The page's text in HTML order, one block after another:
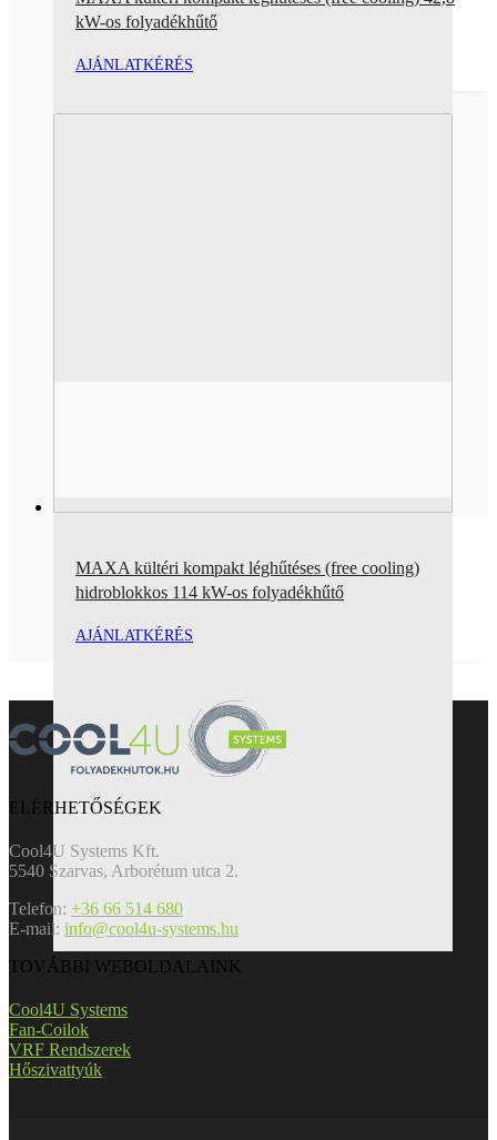
kW-os folyadékhűtő
AJÁNLATKÉRÉS
MAXA kültéri kompakt léghűtéses (free cooling)
hidroblokkos 114 kW-os folyadékhűtő
AJÁNLATKÉRÉS
ELÉRHETŐSÉGEK
Cool4U Systems Kft.
5540 Szarvas, Arborétum utca 2.
Telefon: +36 66 514 680
E-mail: info@cool4u-systems.hu
TOVÁBBI WEBOLDALAINK
Cool4U Systems
Fan-Coilok
VRF Rendszerek
Hőszivattyúk